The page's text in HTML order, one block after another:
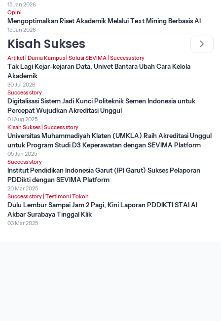
15 Jan 2026
Opini
Mengoptimalkan Riset Akademik Melalui Text Mining Berbasis AI
15 Jan 2026
Kisah Sukses
Artikel | Dunia Kampus | Solusi SEVIMA | Success story
Tak Lagi Kejar-kejaran Data, Univet Bantara Ubah Cara Kelola
Akademik
30 Jul 2026
Success story
Digitalisasi Sistem Jadi Kunci Politeknik Semen Indonesia untuk
Percepat Wujudkan Akreditasi Unggul
01 Aug 2025
Kisah Sukses | Success story
Universitas Muhammadiyah Klaten (UMKLA) Raih Akreditasi Unggul
untuk Program Studi D3 Keperawatan dengan SEVIMA Platform
05 Jun 2025
Success story
Institut Pendidikan Indonesia Garut (IPI Garut) Sukses Pelaporan
PDDikti dengan SEVIMA Platform
20 Mar 2025
Success story | Testimoni Tokoh
Dulu Lembur Sampai Jam 2 Pagi, Kini Laporan PDDIKTI STAI Al
Akbar Surabaya Tinggal Klik
03 Mar 2025